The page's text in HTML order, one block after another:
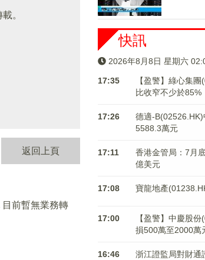
。
返回上頁
前暫無業務轉
快訊
2026年8月8日 星期六
17:35
【盈警】綠心集
比收窄不少於85%
17:26
德適-
5588.3萬元
17:11
香港金管局：7月
億美元
17:08 寶龍地產
17:00
【盈警】中慶股
損500萬至2000萬
16:46
浙江證監局對財通